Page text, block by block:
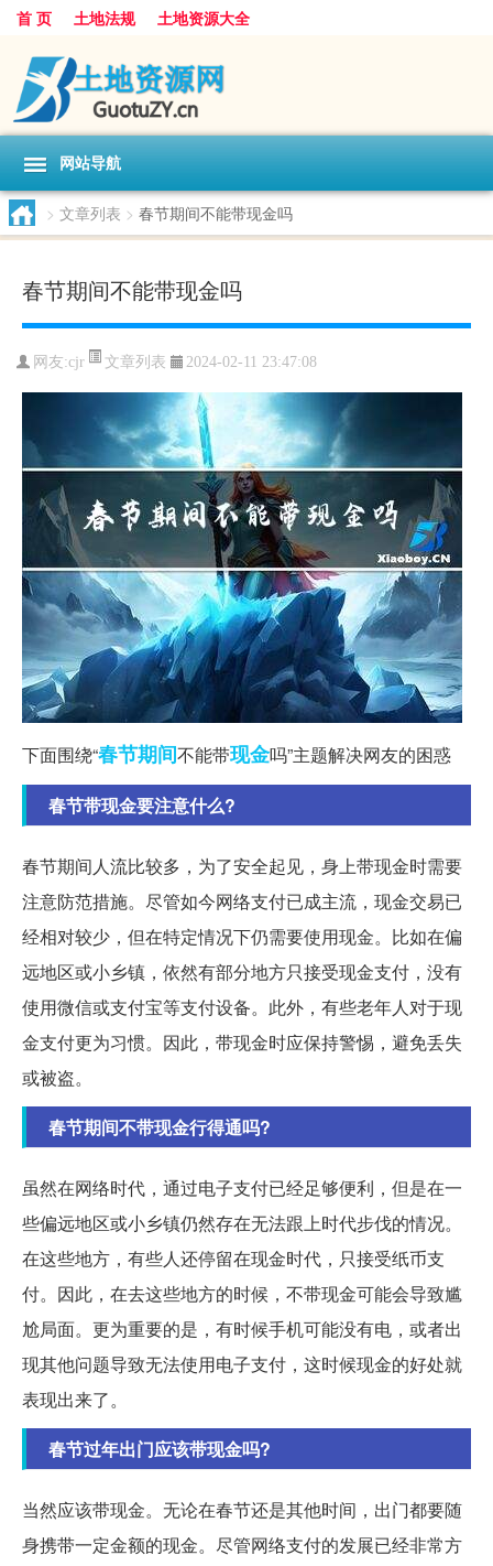
首 页 土地法规 土地资源大全
网站导航
> 文章列表 > 春节期间不能带现金吗
春节期间不能带现金吗
网友:cjr 文章列表 2024-02-11 23:47:08
下面围绕“春节期间不能带现金吗”主题解决网友的困惑
春节带现金要注意什么?
春节期间人流比较多，为了安全起见，身上带现金时需要
注意防范措施。尽管如今网络支付已成主流，现金交易已
经相对较少，但在特定情况下仍需要使用现金。比如在偏
远地区或小乡镇，依然有部分地方只接受现金支付，没有
使用微信或支付宝等支付设备。此外，有些老年人对于现
金支付更为习惯。因此，带现金时应保持警惕，避免丢失
或被盗。
春节期间不带现金行得通吗?
虽然在网络时代，通过电子支付已经足够便利，但是在一
些偏远地区或小乡镇仍然存在无法跟上时代步伐的情况。
在这些地方，有些人还停留在现金时代，只接受纸币支
付。因此，在去这些地方的时候，不带现金可能会导致尴
尬局面。更为重要的是，有时候手机可能没有电，或者出
现其他问题导致无法使用电子支付，这时候现金的好处就
表现出来了。
春节过年出门应该带现金吗?
当然应该带现金。无论在春节还是其他时间，出门都要随
身携带一定金额的现金。尽管网络支付的发展已经非常方